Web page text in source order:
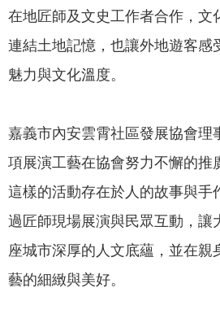
專
網
覽
回
首
資
在地匠師及文史工作者合作，文
連結土地記憶，也讓外地遊客感
魅力與文化溫度。
嘉義市內安雲霄社區發展協會理
項展演工藝在協會努力不懈的推
這樣的活動存在於人的故事與手
過匠師現場展演與民眾互動，讓
座城市深厚的人文底蘊，並在親
藝的細緻與美好。